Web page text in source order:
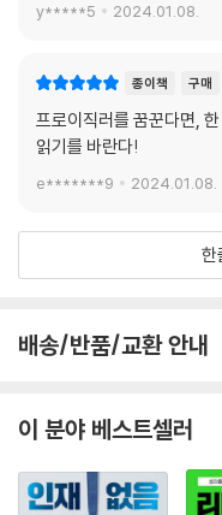
y*****5 2024.01.08.
종이책 구매
프로이직러를 꿈꾼다면,
읽기를 바란다!
e*******9 2024.01.08.
한
배송/반품/교환 안내
이 분야 베스트셀러